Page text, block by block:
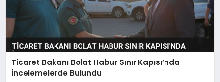
Ticaret Bakanı Bolat Habur Sınır Kapısı’nda
İncelemelerde Bulundu